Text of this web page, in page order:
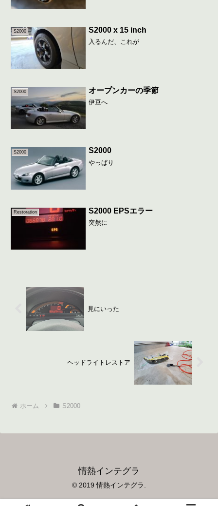
S2000 S2000 x 15 inch
入るんだ、これが
S2000 オープンカーの季節
伊豆へ
S2000 S2000
やっぱり
Restoration S2000 EPSエラー
突然に
見にいった
ヘッドライトレストア
ホーム S2000
情熱インテグラ
© 2019 情熱インテグラ.